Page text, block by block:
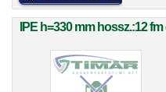
IPE h=330 mm hossz.:12